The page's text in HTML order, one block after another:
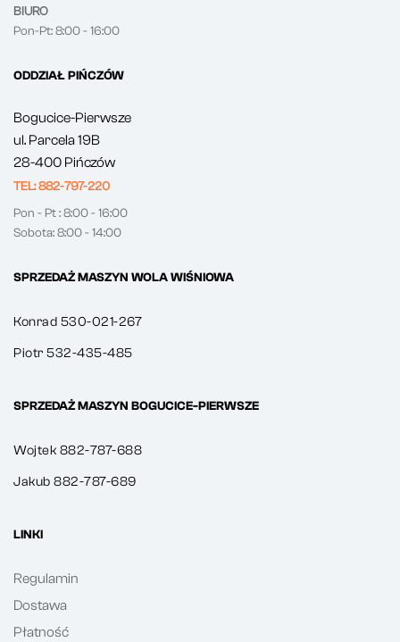
BIURO
Pon-Pt: 8:00 - 16:00
ODDZIAŁ PIŃCZÓW
Bogucice-Pierwsze
ul. Parcela 19B
28-400 Pińczów
TEL: 882-797-220
Pon - Pt : 8:00 - 16:00
Sobota: 8:00 - 14:00
SPRZEDAŻ MASZYN WOLA WIŚNIOWA
Konrad 530-021-267
Piotr 532-435-485
SPRZEDAŻ MASZYN BOGUCICE-PIERWSZE
Wojtek 882-787-688
Jakub 882-787-689
LINKI
Regulamin
Dostawa
Płatność